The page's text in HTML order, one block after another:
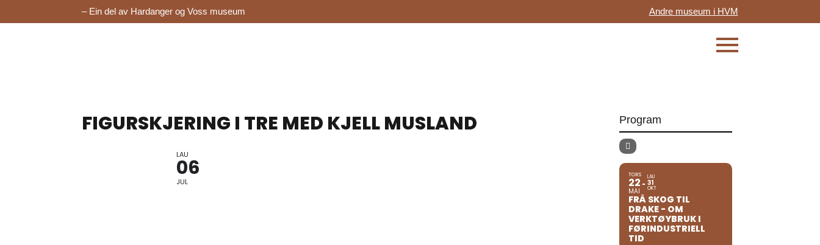
– Ein del av Hardanger og Voss museum Andre museum i HVM
FIGURSKJERING I TRE MED KJELL MUSLAND
LAU
06
JUL
Program
TORS
22
MAI
LAU
31
OKT
FRÅ SKOG TIL
DRAKE - OM
VERKTØYBRUK I
FØRINDUSTRIELL
TID